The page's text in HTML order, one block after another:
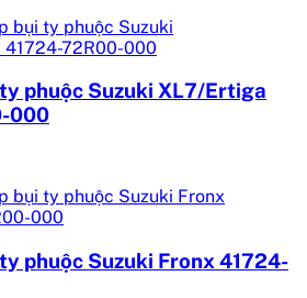
phuộc Suzuki XL7/Ertiga
000
phuộc Suzuki Fronx 41724-